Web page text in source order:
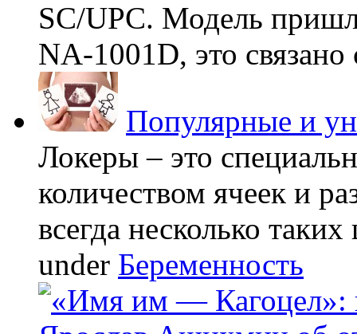
SC/UPC. Модель
NA-1001D, это связано
Популярные и
Локеры – это
количеством ячеек и
всегда несколько
under Беременность